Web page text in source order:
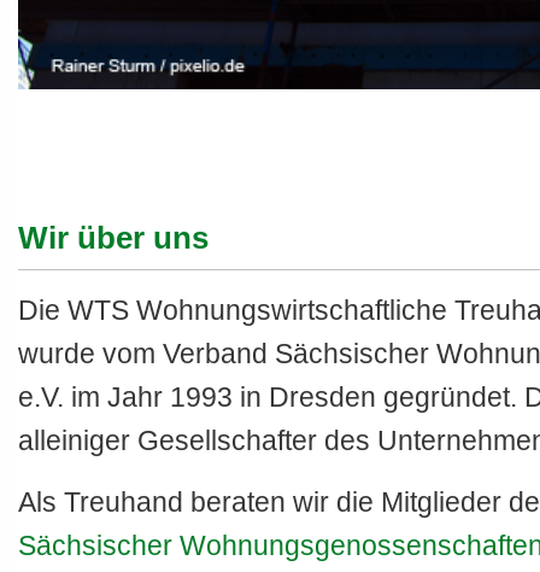
Wir über uns
Die WTS Wohnungswirtschaftliche
wurde vom Verband Sächsischer
e.V. im Jahr 1993 in Dresden gegründet.
alleiniger Gesellschafter des
Als Treuhand beraten wir die Mitglieder
Sächsischer